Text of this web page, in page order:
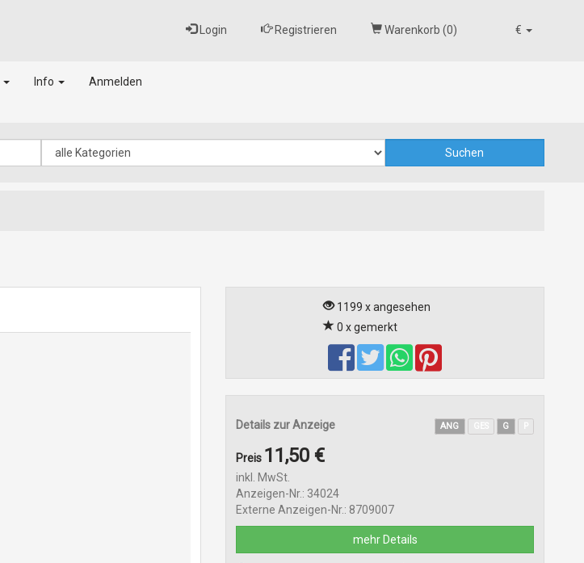
€
Login Registrieren Warenkorb (0)
Info Anmelden
1199 x angesehen
0 x gemerkt
Details zur Anzeige ANG G
Preis 11,50 €
inkl. MwSt.
Anzeigen-Nr.: 34024
Externe Anzeigen-Nr.: 8709007
mehr Details